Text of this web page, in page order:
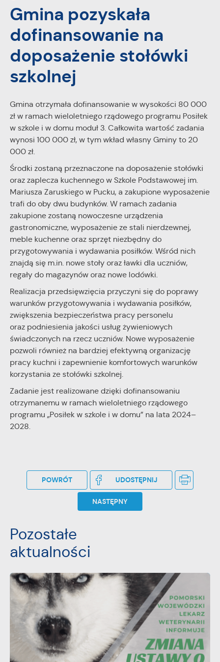
Gmina pozyskała
dofinansowanie na
doposażenie stołówki
szkolnej
Gmina otrzymała dofinansowanie w wysokości 80 000
zł w ramach wieloletniego rządowego programu Posiłek
w szkole i w domu moduł 3. Całkowita wartość zadania
wynosi 100 000 zł, w tym wkład własny Gminy to 20
000 zł.
Środki zostaną przeznaczone na doposażenie stołówki
oraz zaplecza kuchennego w Szkole Podstawowej im.
Mariusza Zaruskiego w Pucku, a zakupione wyposażenie
trafi do oby dwu budynków. W ramach zadania
zakupione zostaną nowoczesne urządzenia
gastronomiczne, wyposażenie ze stali nierdzewnej,
meble kuchenne oraz sprzęt niezbędny do
przygotowywania i wydawania posiłków. Wśród nich
znajdą się m.in. nowe stoły oraz ławki dla uczniów,
regały do magazynów oraz nowe lodówki.
Realizacja przedsięwzięcia przyczyni się do poprawy
warunków przygotowywania i wydawania posiłków,
zwiększenia bezpieczeństwa pracy personelu
oraz podniesienia jakości usług żywieniowych
świadczonych na rzecz uczniów. Nowe wyposażenie
pozwoli również na bardziej efektywną organizację
pracy kuchni i zapewnienie komfortowych warunków
korzystania ze stołówki szkolnej.
Zadanie jest realizowane dzięki dofinansowaniu
otrzymanemu w ramach wieloletniego rządowego
programu „Posiłek w szkole i w domu” na lata 2024–
2028.
POWRÓT UDOSTĘPNIJ
NASTĘPNY
Pozostałe
aktualności
personalizację określonych funkcjonalności czy
prezentowanych treści.
Dzięki tym plikom cookies możemy zapewnić Ci większy
komfort korzystania z funkcjonalności naszej strony poprzez
dopasowanie jej do Twoich indywidualnych preferencji.
Wyrażenie zgody na funkcjonalne i personalizacyjne pliki
cookies gwarantuje dostępność większej ilości funkcji na
stronie.
Więcej
Analityczne
Analityczne pliki cookies pomagają nam rozwijać się i
Cookies analityczne pozwalają na uzyskanie informacji w
zakresie wykorzystywania witryny internetowej, miejsca oraz
częstotliwości, z jaką odwiedzane są nasze serwisy www.
internetowych pod względem ich popularności wśród
użytkowników. Zgromadzone informacje są przetwarzane w
formie zanonimizowanej. Wyrażenie zgody na analityczne pliki
cookies gwarantuje dostępność wszystkich funkcjonalności.
Więcej
Reklamowe
Dzięki reklamowym plikom cookies prezentujemy Ci
najciekawsze informacje i aktualności na stronach naszych
Promocyjne pliki cookies służą do prezentowania Ci naszych
komunikatów na podstawie analizy Twoich upodobań oraz
Twoich zwyczajów dotyczących przeglądanej witryny
internetowej. Treści promocyjne mogą pojawić się na
stronach podmiotów trzecich lub firm będących naszymi
partnerami oraz innych dostawców usług. Firmy te działają w
charakterze pośredników prezentujących nasze treści w
postaci wiadomości, ofert, komunikatów mediów
społecznościowych.
Więcej